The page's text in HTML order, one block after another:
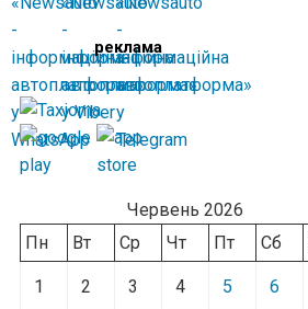
реклама
Червень 2026
Пн
Вт Ср Чт Пт Сб
1 2 3 4 5 6